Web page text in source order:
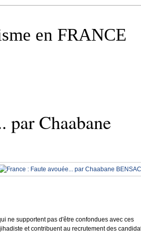
en FRANCE
par Chaabane
ne supportent pas d'être confondues avec ces
et contribuent au recrutement des